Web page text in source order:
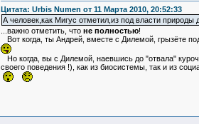
Цитата: Urbis Numen от 11 Марта 2010, 20:52:33
А человек,как Мигус отметил,из под власти природы
...важно отметить, что не полностью!
Вот когда, ты Андрей, вместе с Дилемой, грызёте
Но когда, вы с Дилемой, наевшись до "отвала"
своего поведения !), как из биосистемы, так и из